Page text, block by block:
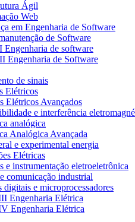
Ágil
Web
em Engenharia de Software
de Software
Engenharia de software
Engenharia de Software
de sinais
Elétricos
Elétricos Avançados
e interferência
analógica
Analógica Avançada
e experimental energia
Elétricas
e instrumentação eletroeletrônica
comunicação industrial
digitais e microprocessadores
Engenharia Elétrica
Engenharia Elétrica